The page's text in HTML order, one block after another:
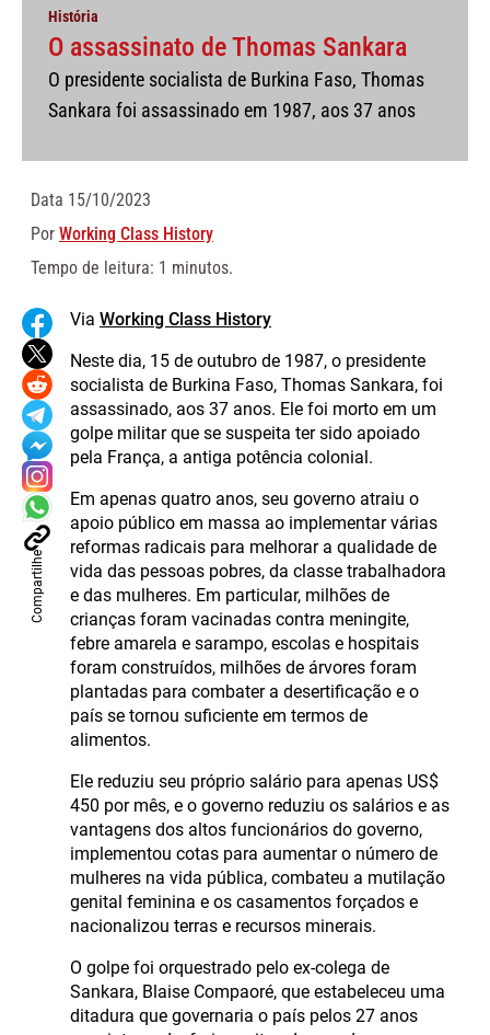
História
O assassinato de Thomas Sankara
O presidente socialista de Burkina Faso, Thomas
Sankara foi assassinado em 1987, aos 37 anos
Data 15/10/2023
Por Working Class History
Tempo de leitura: 1 minutos.
Compartilhe
Via Working Class History
Neste dia, 15 de outubro de 1987, o presidente
socialista de Burkina Faso, Thomas Sankara, foi
assassinado, aos 37 anos. Ele foi morto em um
golpe militar que se suspeita ter sido apoiado
pela França, a antiga potência colonial.
Em apenas quatro anos, seu governo atraiu o
apoio público em massa ao implementar várias
reformas radicais para melhorar a qualidade de
vida das pessoas pobres, da classe trabalhadora
e das mulheres. Em particular, milhões de
crianças foram vacinadas contra meningite,
febre amarela e sarampo, escolas e hospitais
foram construídos, milhões de árvores foram
plantadas para combater a desertificação e o
país se tornou suficiente em termos de
alimentos.
Ele reduziu seu próprio salário para apenas US$
450 por mês, e o governo reduziu os salários e as
vantagens dos altos funcionários do governo,
implementou cotas para aumentar o número de
mulheres na vida pública, combateu a mutilação
genital feminina e os casamentos forçados e
nacionalizou terras e recursos minerais.
O golpe foi orquestrado pelo ex-colega de
Sankara, Blaise Compaoré, que estabeleceu uma
ditadura que governaria o país pelos 27 anos